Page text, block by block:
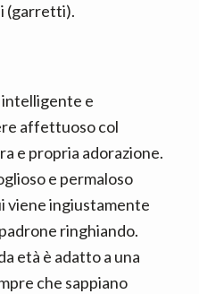
(garretti).
intelligente e
affettuoso col
e propria adorazione.
e permaloso
viene ingiustamente
ringhiando.
età è adatto a una
che sappiano